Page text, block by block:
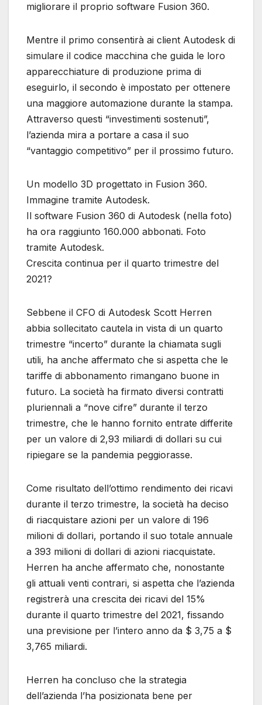
migliorare il proprio software Fusion 360.
Mentre il primo consentirà ai client Autodesk di
simulare il codice macchina che guida le loro
apparecchiature di produzione prima di
eseguirlo, il secondo è impostato per ottenere
una maggiore automazione durante la stampa.
Attraverso questi “investimenti sostenuti”,
l’azienda mira a portare a casa il suo
“vantaggio competitivo” per il prossimo futuro.
Un modello 3D progettato in Fusion 360.
Immagine tramite Autodesk.
Il software Fusion 360 di Autodesk (nella foto)
ha ora raggiunto 160.000 abbonati. Foto
tramite Autodesk.
Crescita continua per il quarto trimestre del
2021?
Sebbene il CFO di Autodesk Scott Herren
abbia sollecitato cautela in vista di un quarto
trimestre “incerto” durante la chiamata sugli
utili, ha anche affermato che si aspetta che le
tariffe di abbonamento rimangano buone in
futuro. La società ha firmato diversi contratti
pluriennali a “nove cifre” durante il terzo
trimestre, che le hanno fornito entrate differite
per un valore di 2,93 miliardi di dollari su cui
ripiegare se la pandemia peggiorasse.
Come risultato dell’ottimo rendimento dei ricavi
durante il terzo trimestre, la società ha deciso
di riacquistare azioni per un valore di 196
milioni di dollari, portando il suo totale annuale
a 393 milioni di dollari di azioni riacquistate.
Herren ha anche affermato che, nonostante
gli attuali venti contrari, si aspetta che l’azienda
registrerà una crescita dei ricavi del 15%
durante il quarto trimestre del 2021, fissando
una previsione per l’intero anno da $ 3,75 a $
3,765 miliardi.
Herren ha concluso che la strategia
dell’azienda l’ha posizionata bene per